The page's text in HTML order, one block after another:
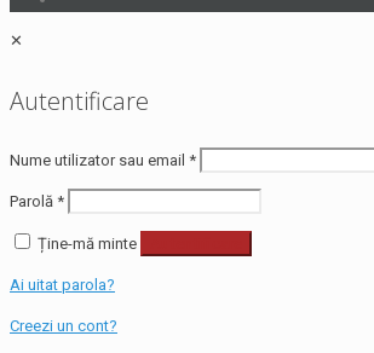
✕
Autentificare
Nume utilizator sau email *
Parolă *
Ține-mă minte
Ai uitat parola?
Creezi un cont?